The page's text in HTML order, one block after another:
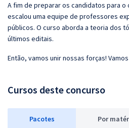
A fim de preparar os candidatos para o
escalou uma equipe de professores
públicos. O curso aborda a teoria dos
últimos editais.
Então, vamos unir nossas forças!
Cursos deste concurso
Pacotes Por